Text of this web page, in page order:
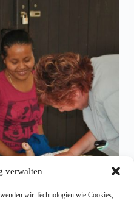
verwalten
wir Technologien wie Cookies,